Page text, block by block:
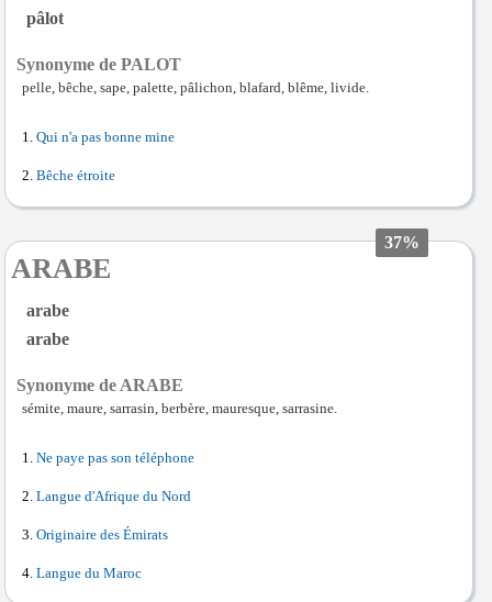
pâlot
Synonyme de PALOT
pelle, bêche, sape, palette, pâlichon, blafard, blême, livide.
Qui n'a pas bonne mine
Bêche étroite
37%
ARABE
arabe
arabe
Synonyme de ARABE
sémite, maure, sarrasin, berbère, mauresque, sarrasine.
Ne paye pas son téléphone
Langue d'Afrique du Nord
Originaire des Émirats
Langue du Maroc